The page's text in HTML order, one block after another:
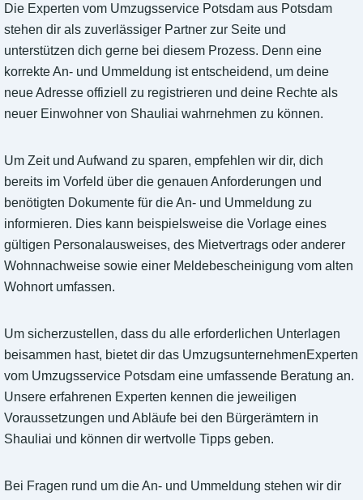
Die Experten vom Umzugsservice Potsdam aus Potsdam
stehen dir als zuverlässiger Partner zur Seite und
unterstützen dich gerne bei diesem Prozess. Denn eine
korrekte An- und Ummeldung ist entscheidend, um deine
neue Adresse offiziell zu registrieren und deine Rechte als
neuer Einwohner von Shauliai wahrnehmen zu können.
Um Zeit und Aufwand zu sparen, empfehlen wir dir, dich
bereits im Vorfeld über die genauen Anforderungen und
benötigten Dokumente für die An- und Ummeldung zu
informieren. Dies kann beispielsweise die Vorlage eines
gültigen Personalausweises, des Mietvertrags oder anderer
Wohnnachweise sowie einer Meldebescheinigung vom alten
Wohnort umfassen.
Um sicherzustellen, dass du alle erforderlichen Unterlagen
beisammen hast, bietet dir das UmzugsunternehmenExperten
vom Umzugsservice Potsdam eine umfassende Beratung an.
Unsere erfahrenen Experten kennen die jeweiligen
Voraussetzungen und Abläufe bei den Bürgerämtern in
Shauliai und können dir wertvolle Tipps geben.
Bei Fragen rund um die An- und Ummeldung stehen wir dir